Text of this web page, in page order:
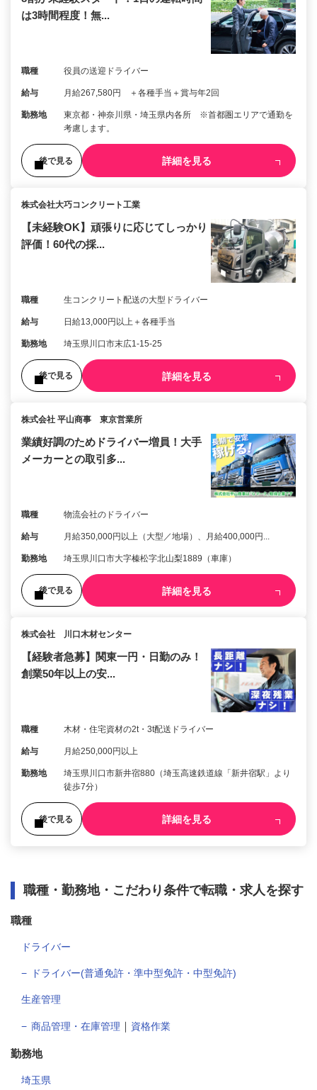
は3時間程度！無...
職種 役員の送迎ドライバー
給与 月給267,580円 ＋各種手当＋賞与年2回
勤務地
東京都・神奈川県・埼玉県内各所 ※首都圏エリアで通勤を
考慮します。
後で見る 詳細を見る
株式会社大巧コンクリート工業
【未経験OK】頑張りに応じてしっかり
評価！60代の採...
職種 生コンクリート配送の大型ドライバー
給与 日給13,000円以上＋各種手当
勤務地 埼玉県川口市末広1-15-25
後で見る 詳細を見る
株式会社 平山商事 東京営業所
業績好調のためドライバー増員！大手
メーカーとの取引多...
職種 物流会社のドライバー
給与 月給350,000円以上（大型／地場）、月給400,000円...
勤務地 埼玉県川口市大字榛松字北山梨1889（車庫）
後で見る 詳細を見る
株式会社 川口木材センター
【経験者急募】関東一円・日勤のみ！
創業50年以上の安...
職種 木材・住宅資材の2t・3t配送ドライバー
給与 月給250,000円以上
勤務地
埼玉県川口市新井宿880（埼玉高速鉄道線「新井宿駅」より
徒歩7分）
後で見る 詳細を見る
職種・勤務地・こだわり条件で転職・求人を探す
職種
ドライバー
ドライバー(普通免許・準中型免許・中型免許)
生産管理
商品管理・在庫管理 ｜ 資格作業
勤務地
埼玉県